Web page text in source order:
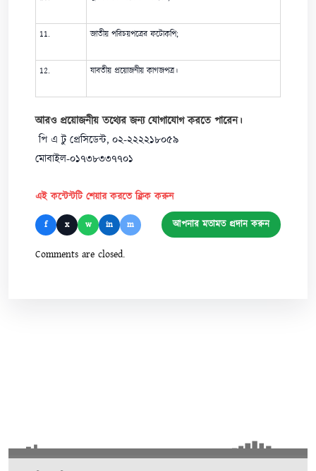
11. জাতীয় পরিচয়পত্রের ফটোকপি;
12. যাবতীয় প্রয়োজনীয় কাগজপত্র।
আরও প্রয়োজনীয় তথ্যের জন্য যোগাযোগ করতে পারেন।
পি এ টু প্রেসিডেন্ট, ০২-২২২২১৮০৫৯
মোবাইল-০১৭৩৮৩৩৭৭০১
এই কন্টেন্টটি শেয়ার করতে ক্লিক করুন
f x w in m আপনার মতামত প্রদান করুন
Comments are closed.